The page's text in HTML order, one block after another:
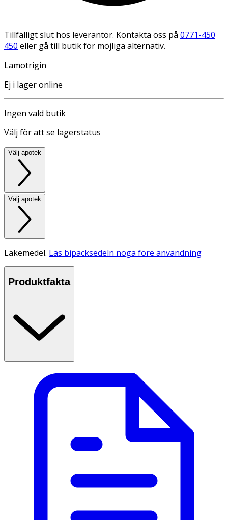
Tillfälligt slut hos leverantör. Kontakta oss på 0771-450
450 eller gå till butik för möjliga alternativ.
Lamotrigin
Ej i lager online
Ingen vald butik
Välj för att se lagerstatus
Välj apotek
Välj apotek
Läkemedel. Läs bipacksedeln noga före användning
Produktfakta